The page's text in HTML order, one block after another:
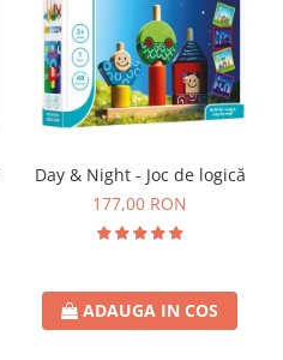
Day & Night - Joc de logică
177,00 RON
ADAUGA IN COS